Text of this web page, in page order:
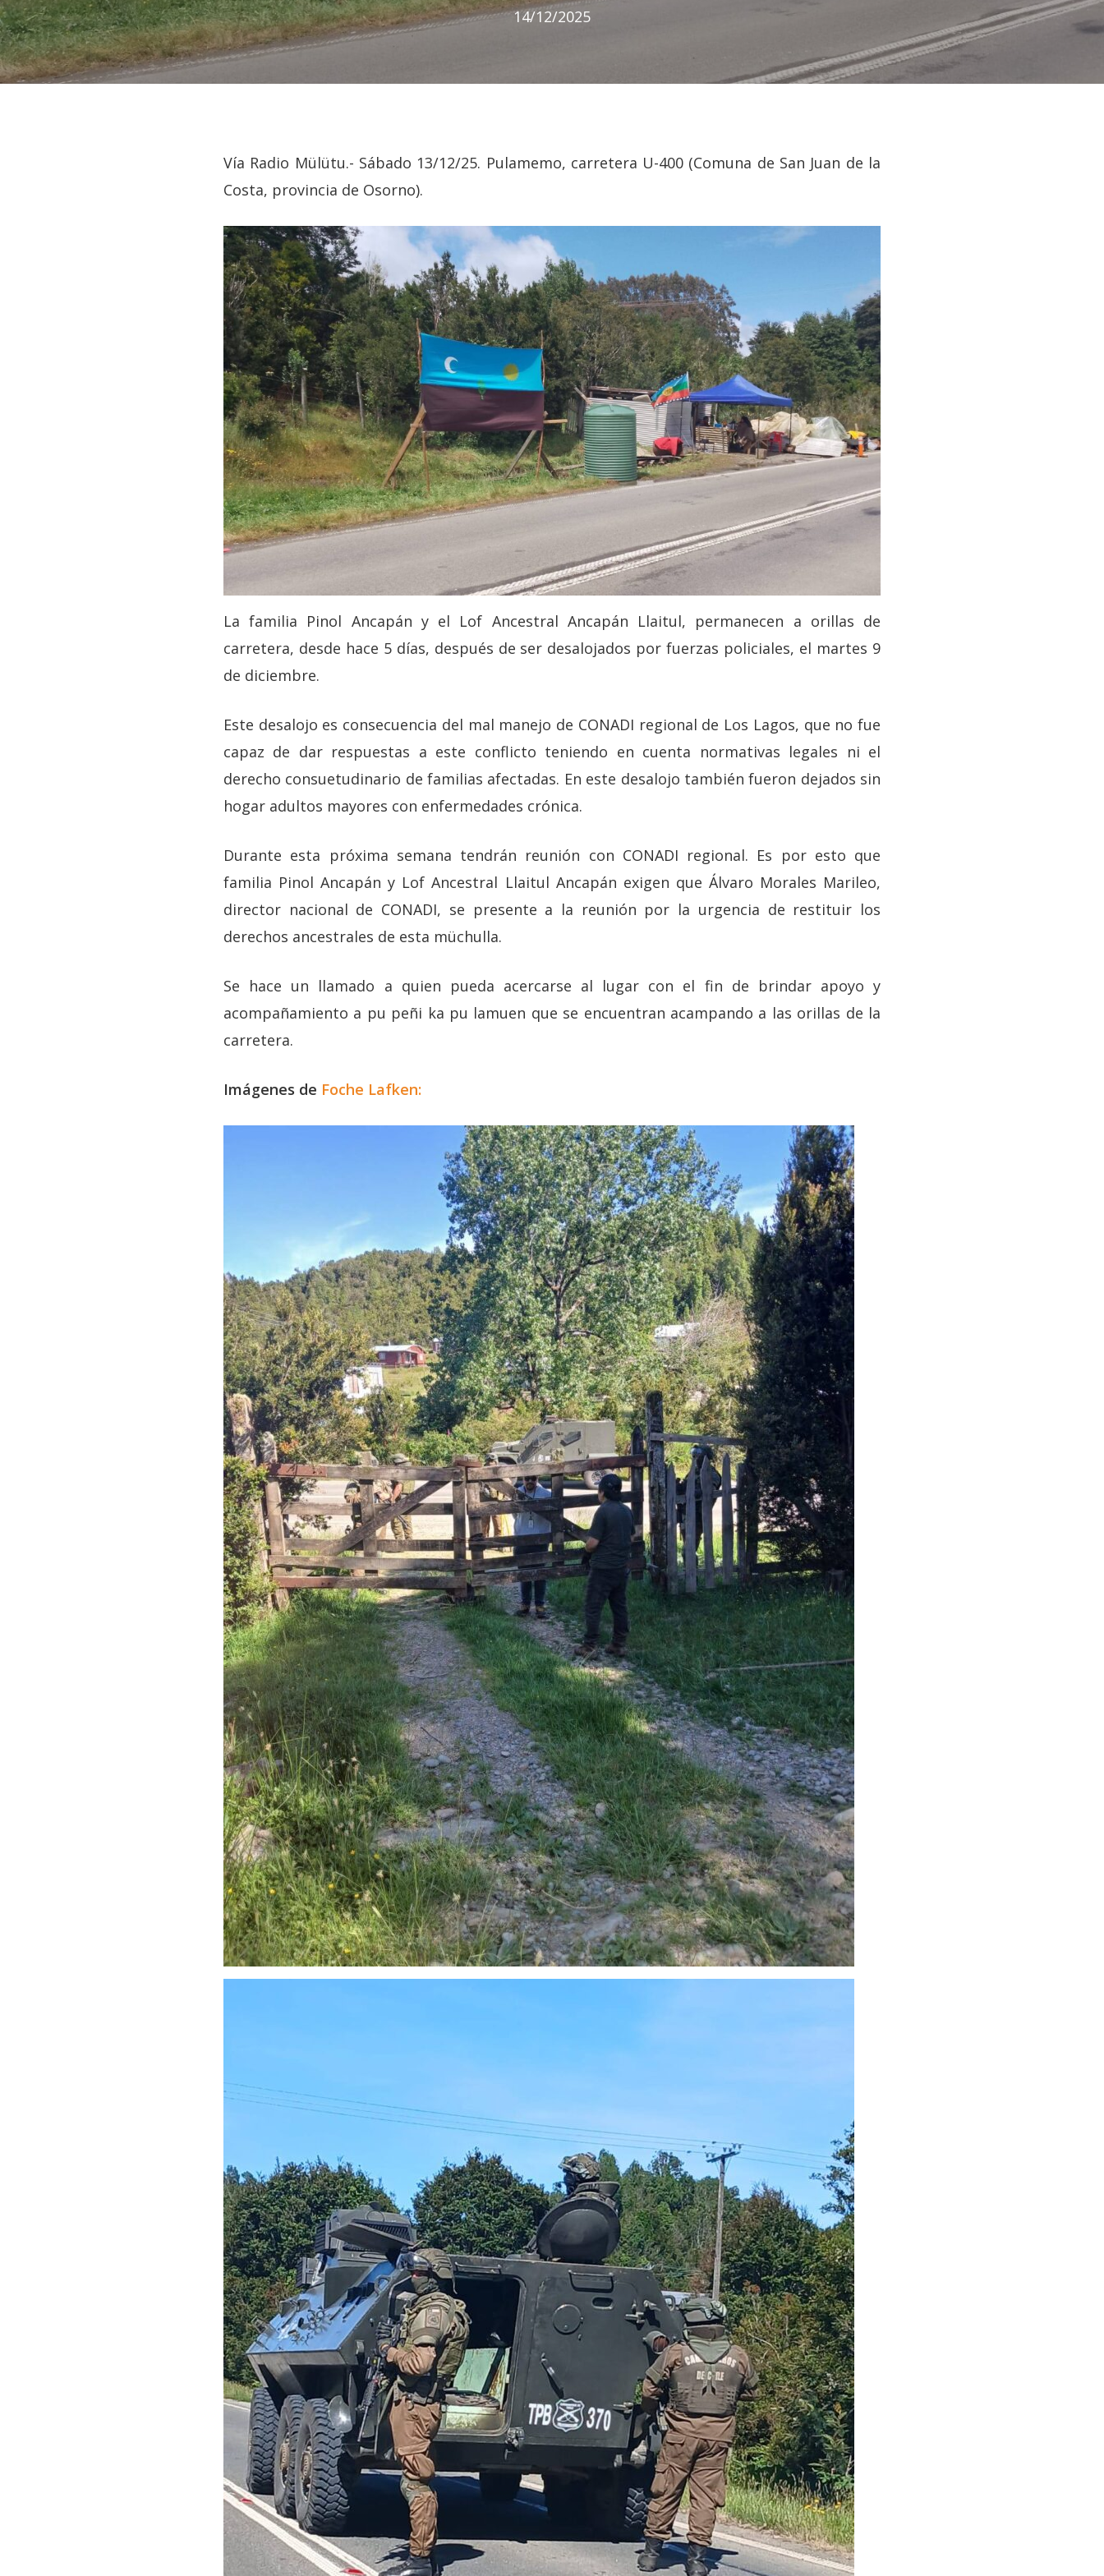
Hit enter to search or ESC to close
14/12/2025
Vía Radio Mülütu.- Sábado 13/12/25. Pulamemo, carretera U-400 (Comuna de San Juan de la
Costa, provincia de Osorno).
La familia Pinol Ancapán y el Lof Ancestral Ancapán Llaitul, permanecen a orillas de
carretera, desde hace 5 días, después de ser desalojados por fuerzas policiales, el martes 9
de diciembre.
Este desalojo es consecuencia del mal manejo de CONADI regional de Los Lagos, que no fue
capaz de dar respuestas a este conflicto teniendo en cuenta normativas legales ni el
derecho consuetudinario de familias afectadas. En este desalojo también fueron dejados sin
hogar adultos mayores con enfermedades crónica.
Durante esta próxima semana tendrán reunión con CONADI regional. Es por esto que
familia Pinol Ancapán y Lof Ancestral Llaitul Ancapán exigen que Álvaro Morales Marileo,
director nacional de CONADI, se presente a la reunión por la urgencia de restituir los
derechos ancestrales de esta müchulla.
Se hace un llamado a quien pueda acercarse al lugar con el fin de brindar apoyo y
acompañamiento a pu peñi ka pu lamuen que se encuentran acampando a las orillas de la
carretera.
Imágenes de Foche Lafken: